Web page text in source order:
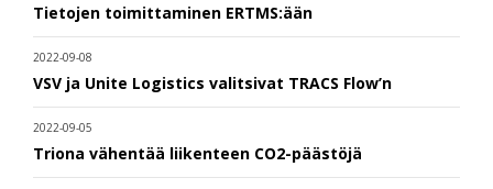
Tietojen toimittaminen ERTMS:ään
2022-09-08
VSV ja Unite Logistics valitsivat TRACS Flow’n
2022-09-05
Triona vähentää liikenteen CO2-päästöjä